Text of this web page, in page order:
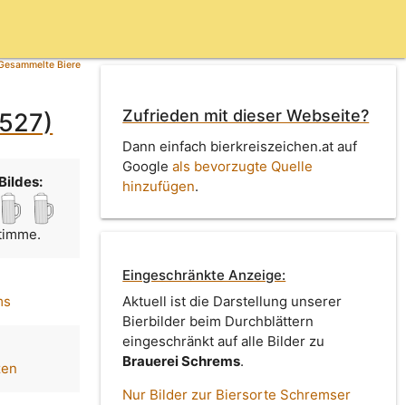
Biere
Zufrieden mit dieser Webseite?
Dann einfach bierkreiszeichen.at auf
Googleals bevorzugte Quelle
hinzufügen.
Eingeschränkte Anzeige:
Aktuell ist die Darstellung unserer
Bierbilder beim Durchblättern
eingeschränkt auf alle Bilder zu
Brauerei Schrems.
Nur Bilder zur Biersorte Schremser